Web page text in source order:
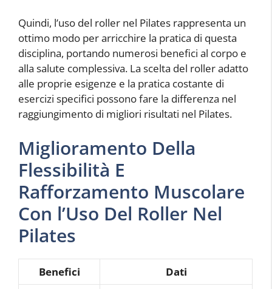
Quindi, l’uso del roller nel Pilates rappresenta un
ottimo modo per arricchire la pratica di questa
disciplina, portando numerosi benefici al corpo e
alla salute complessiva. La scelta del roller adatto
alle proprie esigenze e la pratica costante di
esercizi specifici possono fare la differenza nel
raggiungimento di migliori risultati nel Pilates.
Miglioramento Della
Flessibilità E
Rafforzamento Muscolare
Con l’Uso Del Roller Nel
Pilates
Benefici Dati